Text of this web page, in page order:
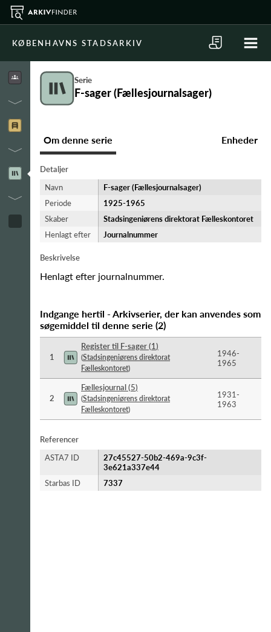
KØBENHAVNS STADSARKIV
Serie
F-sager (Fællesjournalsager)
Om denne serie Enheder
Detaljer
Navn
F-sager (Fællesjournalsager)
Periode
1925-​1965
Skaber
Stadsingeniørens direktorat Fælleskontoret
Henlagt efter
Journalnummer
Beskrivelse
Henlagt efter journalnummer.
Indgange hertil - Arkivserier, der kan anvendes som
søgemiddel til denne serie (2)
1
Register til F-sager(1)
(Stadsingeniørens direktorat
Fælleskontoret)
1946-​
1965
2
Fællesjournal(5)
(Stadsingeniørens direktorat
Fælleskontoret)
1931-​
1963
Referencer
ASTA7 ID
27c45527-50b2-469a-9c3f-
3e621a337e44
Starbas ID
7337